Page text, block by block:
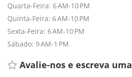
Quarta-Feira: 6 AM-10 PM
Quinta-Feira: 6 AM-10 PM
Sexta-Feira: 6 AM-10 PM
Sábado: 9 AM-1 PM
Avalie-nos e escreva